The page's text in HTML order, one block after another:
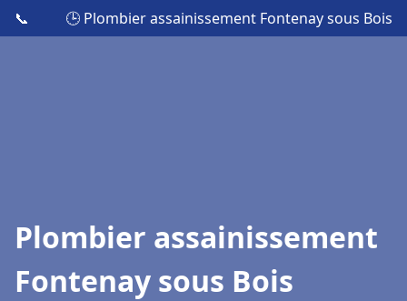
📞 🕒 Plombier assainissement Fontenay sous Bois
Plombier assainissement
Fontenay sous Bois